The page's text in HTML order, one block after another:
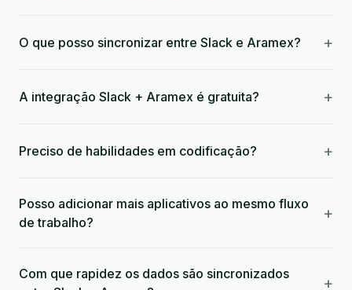
O que posso sincronizar entre Slack e Aramex? +
A integração Slack + Aramex é gratuita? +
Preciso de habilidades em codificação? +
Posso adicionar mais aplicativos ao mesmo fluxo
de trabalho?
+
Com que rapidez os dados são sincronizados
+